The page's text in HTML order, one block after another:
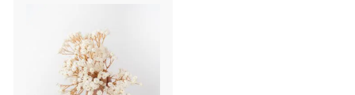
トータルコーディネート
セット
小物単品レンタル
親カテゴリー